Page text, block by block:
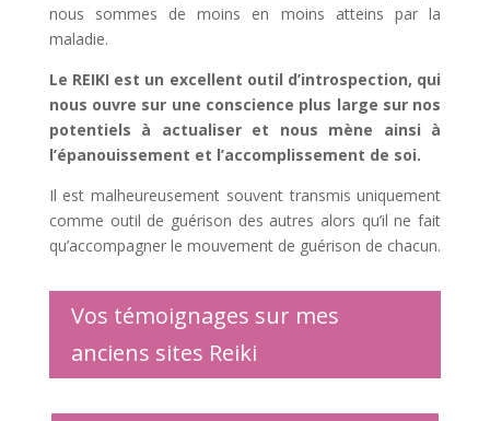
nous sommes de moins en moins atteins par la
maladie.
Le REIKI est un excellent outil d’introspection, qui
nous ouvre sur une conscience plus large sur nos
potentiels à actualiser et nous mène ainsi à
l’épanouissement et l’accomplissement de soi.
Il est malheureusement souvent transmis uniquement
comme outil de guérison des autres alors qu’il ne fait
qu’accompagner le mouvement de guérison de chacun.
Vos témoignages sur mes
anciens sites Reiki